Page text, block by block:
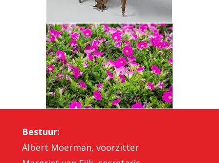
Bestuur:
Albert Moerman, voorzitter